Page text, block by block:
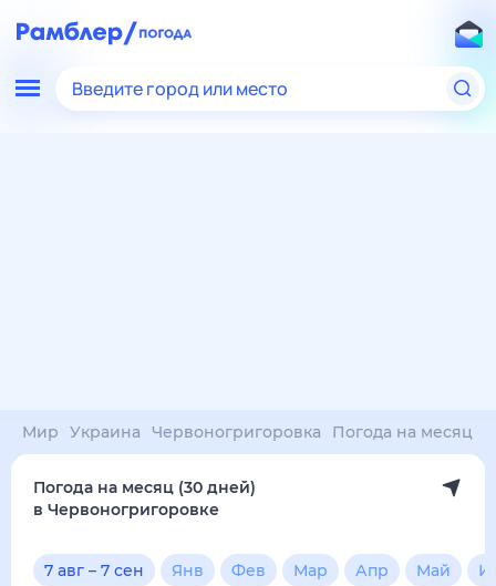
Введите город или место
Мир Украина Червоногригоровка Погода на месяц
Погода на месяц (30 дней)
в Червоногригоровке
7 авг – 7 сен Янв Фев Мар Апр Май